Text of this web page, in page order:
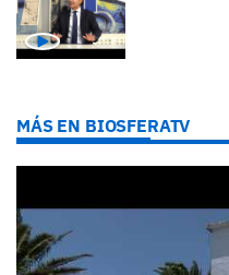
MÁS EN BIOSFERATV